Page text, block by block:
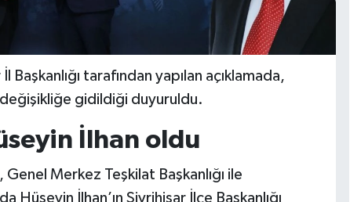
tarafından yapılan açıklamada,
değişikliğe gidildiği duyuruldu.
İlhan oldu
Genel Merkez Teşkilat Başkanlığı ile
İlhan’ın Sivrihisar İlçe Başkanlığı